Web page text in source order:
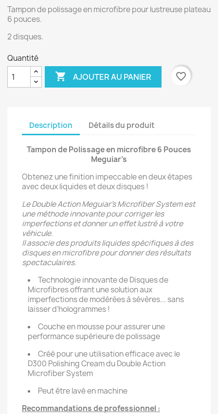
Tampon de polissage en microfibre pour lustreuse plateau
6 pouces.
2 disques.
Quantité
 AJOUTER AU PANIER favorite_border
Description Détails du produit
Tampon de Polissage en microfibre 6 Pouces
Meguiar’s
Obtenez une finition impeccable en deux étapes
avec deux liquides et deux disques !
Le Double Action Meguiar’s Microfiber System est
une méthode innovante pour corriger les
imperfections et donner un effet lustré à votre
véhicule.
Il associe des produits liquides spécifiques à des
disques en microfibre pour donner des résultats
spectaculaires.
Technologie innovante de Disques de
Microfibres offrant une solution aux
imperfections de modérées à sévères... sans
laisser d’hologrammes !
Couche en mousse pour assurer une
performance supérieure de polissage
Créé pour une utilisation efficace avec le
D300 Polishing Cream du Double Action
Microfiber System
Peut être lavé en machine
Recommandations de professionnel :